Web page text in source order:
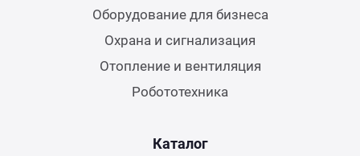
Оборудование для бизнеса
Охрана и сигнализация
Отопление и вентиляция
Робототехника
Каталог